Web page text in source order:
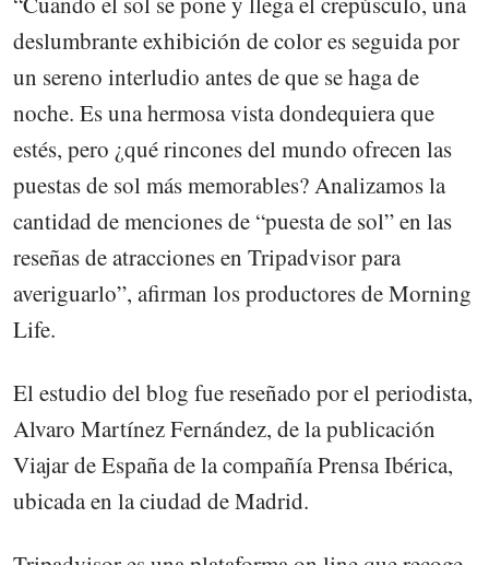
deslumbrante exhibición de color es seguida por
un sereno interludio antes de que se haga de
noche. Es una hermosa vista dondequiera que
estés, pero ¿qué rincones del mundo ofrecen las
puestas de sol más memorables? Analizamos la
cantidad de menciones de “puesta de sol” en las
reseñas de atracciones en Tripadvisor para
averiguarlo”, afirman los productores de Morning
Life.
El estudio del blog fue reseñado por el periodista,
Alvaro Martínez Fernández, de la publicación
Viajar de España de la compañía Prensa Ibérica,
ubicada en la ciudad de Madrid.